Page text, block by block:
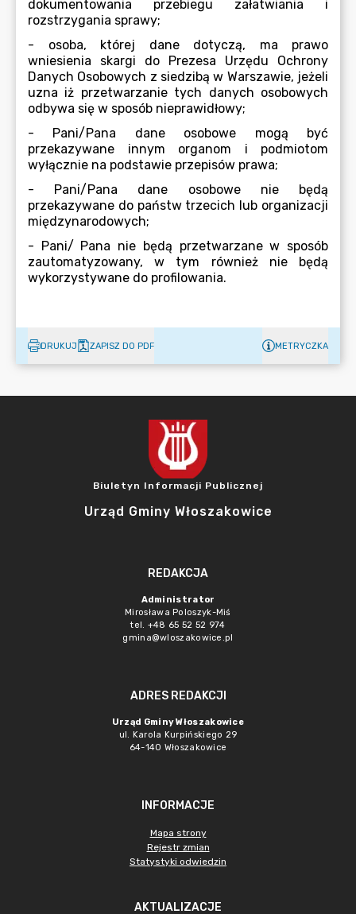
DRUKUJ ZAPISZ DO PDF METRYCZKA
Biuletyn Informacji Publicznej
Urząd Gminy Włoszakowice
REDAKCJA
Administrator
Mirosława Poloszyk-Miś
tel. +48 65 52 52 974
gmina@wloszakowice.pl
ADRES REDAKCJI
Urząd Gminy Włoszakowice
ul. Karola Kurpińskiego 29
64-140 Włoszakowice
INFORMACJE
Mapa strony
Rejestr zmian
Statystyki odwiedzin
AKTUALIZACJE